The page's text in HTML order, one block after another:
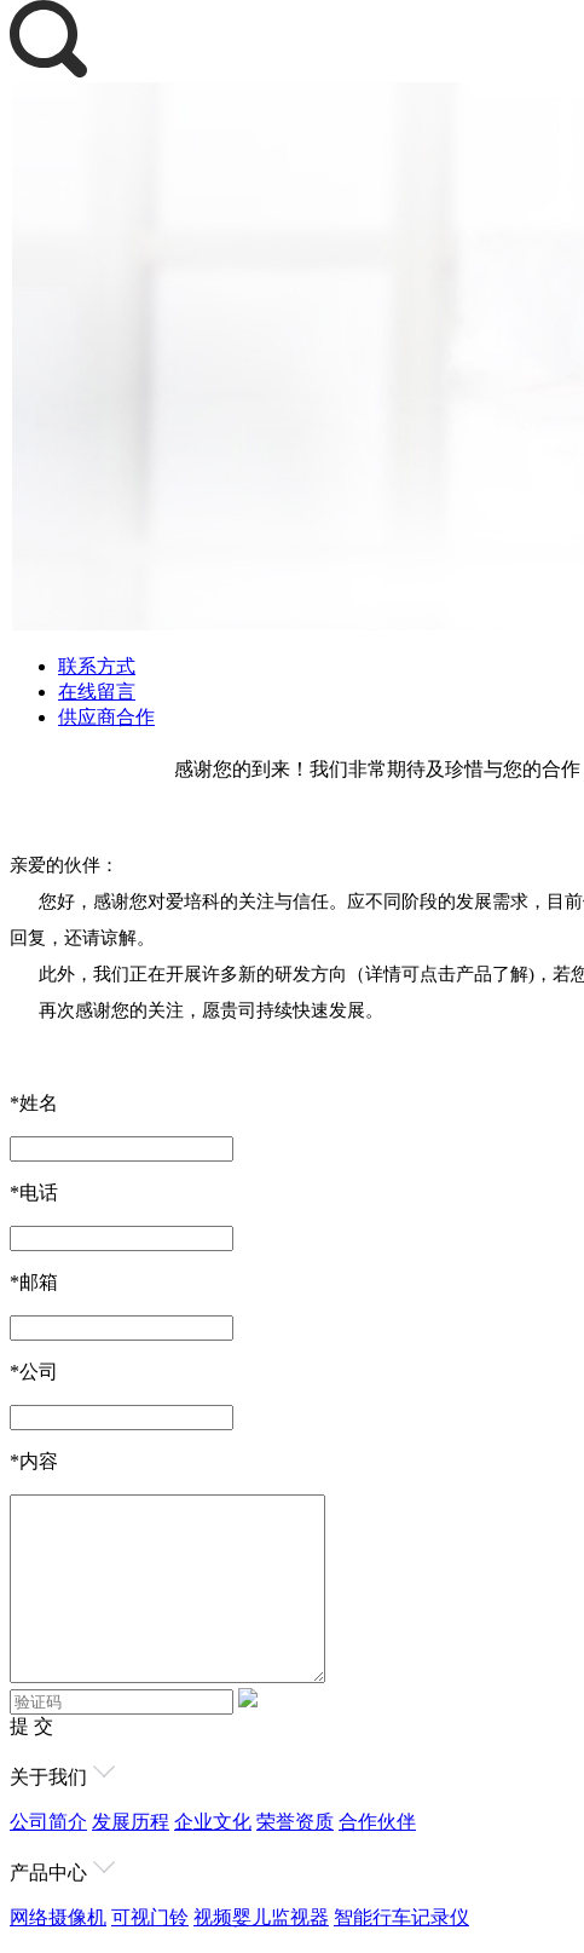
联系方式
在线留言
供应商合作
感谢您的到来！我们非常期待及珍惜与您的合
亲爱的伙伴：
您好，感谢您对爱培科的关注与信任。应不同阶段的发展需求，目
回复，还请谅解。
此外，我们正在开展许多新的研发方向（详情可点击产品了解)，若
再次感谢您的关注，愿贵司持续快速发展。
*姓名
*电话
*邮箱
*公司
*内容
提 交
关于我们
公司简介 发展历程 企业文化 荣誉资质 合作伙伴
产品中心
网络摄像机 可视门铃 视频婴儿监视器 智能行车记录仪